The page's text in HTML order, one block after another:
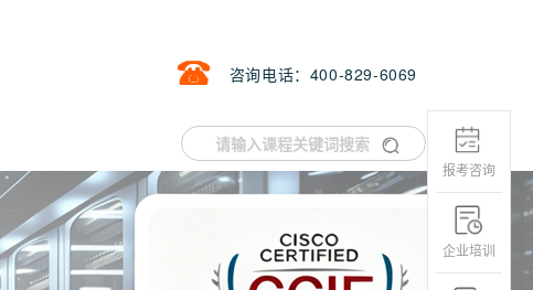
咨询电话：400-829-6069
报考咨询
企业培训